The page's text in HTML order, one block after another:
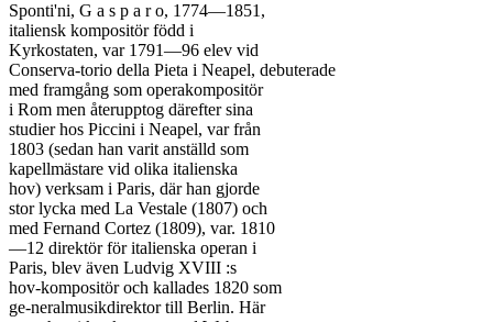
Sponti'ni, G a s p a r o, 1774—1851,
italiensk kompositör född i
Kyrkostaten, var 1791—96 elev vid
Conserva-torio della Pieta i Neapel, debuterade
med framgång som operakompositör
i Rom men återupptog därefter sina
studier hos Piccini i Neapel, var från
1803 (sedan han varit anställd som
kapellmästare vid olika italienska
hov) verksam i Paris, där han gjorde
stor lycka med La Vestale (1807) och
med Fernand Cortez (1809), var. 1810
—12 direktör för italienska operan i
Paris, blev även Ludvig XVIII :s
hov-kompositör och kallades 1820 som
ge-neralmusikdirektor till Berlin. Här